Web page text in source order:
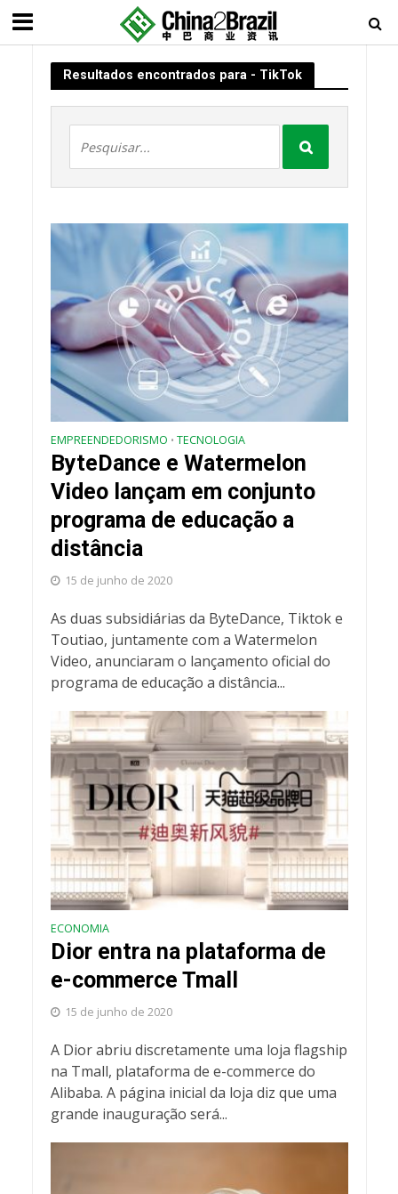
Resultados encontrados para - TikTok
EMPREENDEDORISMO • TECNOLOGIA
ByteDance e Watermelon
Video lançam em conjunto
programa de educação a
distância
15 de junho de 2020
As duas subsidiárias da ByteDance, Tiktok e
Toutiao, juntamente com a Watermelon
Video, anunciaram o lançamento oficial do
programa de educação a distância...
ECONOMIA
Dior entra na plataforma de
e-commerce Tmall
15 de junho de 2020
A Dior abriu discretamente uma loja flagship
na Tmall, plataforma de e-commerce do
Alibaba. A página inicial da loja diz que uma
grande inauguração será...